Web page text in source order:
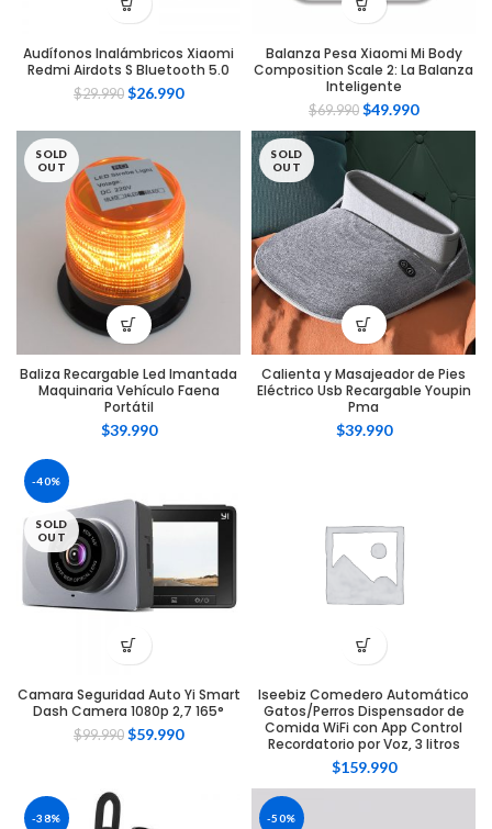
Audífonos Inalámbricos Xiaomi
Redmi Airdots S Bluetooth 5.0
$29.990 $26.990
Balanza Pesa Xiaomi Mi Body
Composition Scale 2: La Balanza
Inteligente
$69.990 $49.990
SOLD
OUT
Baliza Recargable Led Imantada
Maquinaria Vehículo Faena
Portátil
$39.990
SOLD
OUT
Calienta y Masajeador de Pies
Eléctrico Usb Recargable Youpin
Pma
$39.990
-40%
SOLD
OUT
Camara Seguridad Auto Yi Smart
Dash Camera 1080p 2,7 165°
$99.990 $59.990
Iseebiz Comedero Automático
Gatos/Perros Dispensador de
Comida WiFi con App Control
Recordatorio por Voz, 3 litros
$159.990
-38% -50%